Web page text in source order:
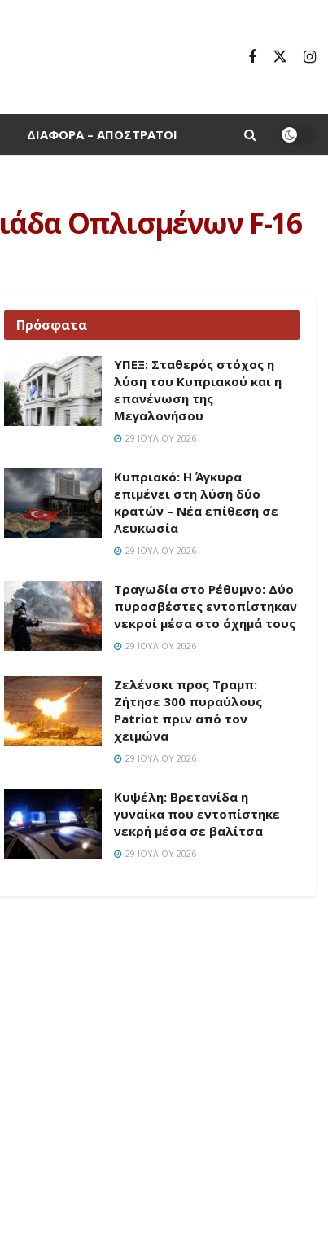
ΔΙΆΦΟΡΑ – ΑΠΌΣΤΡΑΤΟΙ
Οπλισμένων F-16
Πρόσφατα
ΥΠΕΞ: Σταθερός στόχος η
λύση του Κυπριακού και η
επανένωση της
Μεγαλονήσου
29 ΙΟΥΛΊΟΥ 2026
Κυπριακό: Η Άγκυρα
επιμένει στη λύση δύο
κρατών – Νέα επίθεση σε
Λευκωσία
29 ΙΟΥΛΊΟΥ 2026
Τραγωδία στο Ρέθυμνο: Δύο
πυροσβέστες εντοπίστηκαν
νεκροί μέσα στο όχημά τους
29 ΙΟΥΛΊΟΥ 2026
Ζελένσκι προς Τραμπ:
Ζήτησε 300 πυραύλους
Patriot πριν από τον
χειμώνα
29 ΙΟΥΛΊΟΥ 2026
Κυψέλη: Βρετανίδα η
γυναίκα που εντοπίστηκε
νεκρή μέσα σε βαλίτσα
29 ΙΟΥΛΊΟΥ 2026